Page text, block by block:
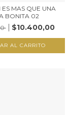
ES MAS QUE UNA
BONITA 02
$10.400,00